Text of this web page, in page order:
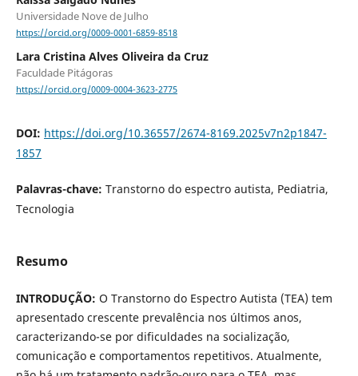
Universidade Nove de Julho
https://orcid.org/0009-0001-6859-8518
Lara Cristina Alves Oliveira da Cruz
Faculdade Pitágoras
https://orcid.org/0009-0004-3623-2775
DOI: https://doi.org/10.36557/2674-8169.2025v7n2p1847-
1857
Palavras-chave: Transtorno do espectro autista, Pediatria,
Tecnologia
Resumo
INTRODUÇÃO: O Transtorno do Espectro Autista (TEA) tem
apresentado crescente prevalência nos últimos anos,
caracterizando-se por dificuldades na socialização,
comunicação e comportamentos repetitivos. Atualmente,